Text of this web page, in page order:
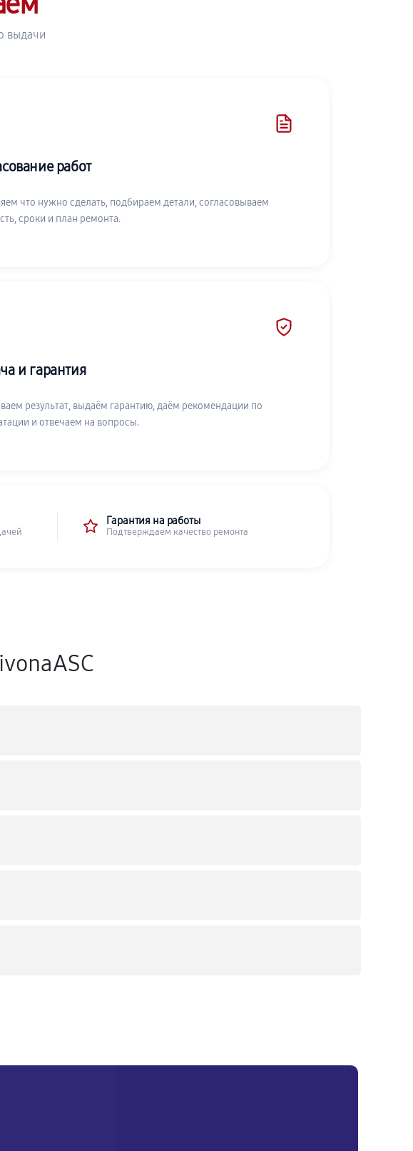
выдачи
работ
что нужно сделать, подбираем детали, согласовываем
сроки и план ремонта.
и гарантия
результат, выдаём гарантию, даём рекомендации по
и отвечаем на вопросы.
Гарантия на работы
Подтверждаем качество ремонта